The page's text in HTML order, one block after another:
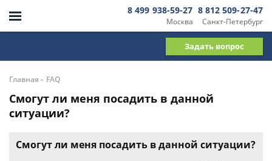
Москва
8 499 938-59-27
Санкт-Петербург
8 812 509-27-47
Задать вопрос
Главная - FAQ
Смогут ли меня посадить в данной
ситуации?
Смогут ли меня посадить в данной ситуации?